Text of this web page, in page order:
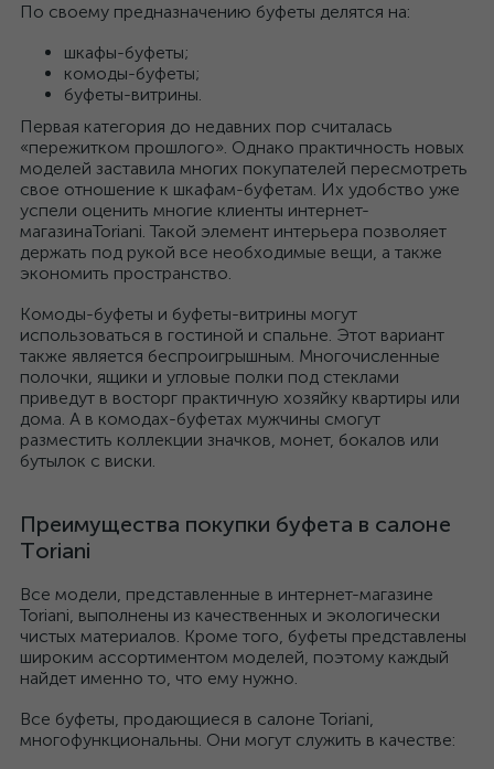
По своему предназначению буфеты делятся на:
шкафы-буфеты;
комоды-буфеты;
буфеты-витрины.
Первая категория до недавних пор считалась
«пережитком прошлого». Однако практичность новых
моделей заставила многих покупателей пересмотреть
свое отношение к шкафам-буфетам. Их удобство уже
успели оценить многие клиенты интернет-
магазинаToriani. Такой элемент интерьера позволяет
держать под рукой все необходимые вещи, а также
экономить пространство.
Комоды-буфеты и буфеты-витрины могут
использоваться в гостиной и спальне. Этот вариант
также является беспроигрышным. Многочисленные
полочки, ящики и угловые полки под стеклами
приведут в восторг практичную хозяйку квартиры или
дома. А в комодах-буфетах мужчины смогут
разместить коллекции значков, монет, бокалов или
бутылок с виски.
Преимущества покупки буфета в салоне
Toriani
Все модели, представленные в интернет-магазине
Toriani, выполнены из качественных и экологически
чистых материалов. Кроме того, буфеты представлены
широким ассортиментом моделей, поэтому каждый
найдет именно то, что ему нужно.
Все буфеты, продающиеся в салоне Toriani,
многофункциональны. Они могут служить в качестве: